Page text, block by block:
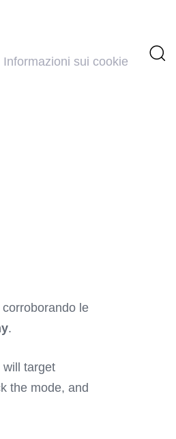
Informazioni sui cookie
corroborando le
.
will target
the mode, and